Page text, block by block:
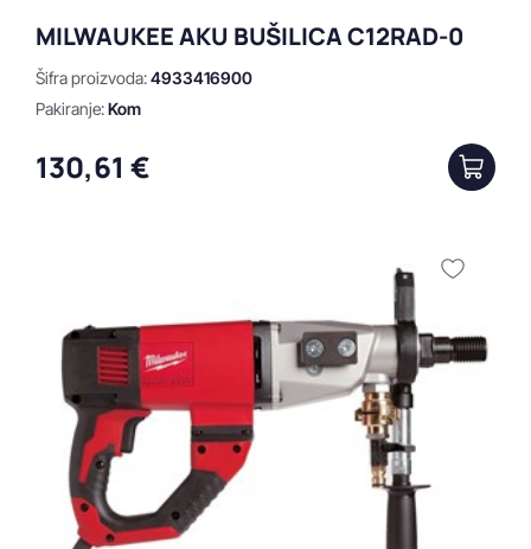
MILWAUKEE AKU BUŠILICA C12RAD-0
Šifra proizvoda:4933416900
Pakiranje:Kom
130,61 €